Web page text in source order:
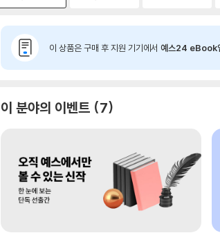
이 상품은 구매 후 지원 기기에서 예스24 eBook
이 분야의 이벤트 7